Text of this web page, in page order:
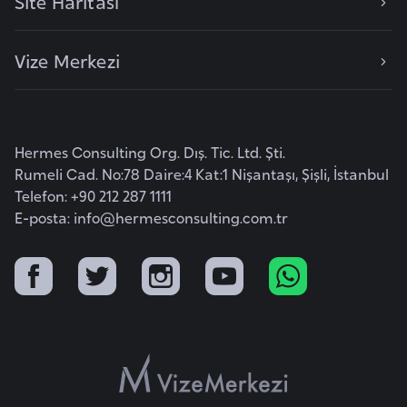
Vize Merkezi
Hermes Consulting Org. Dış. Tic. Ltd. Şti.
Rumeli Cad. No:78 Daire:4 Kat:1 Nişantaşı, Şişli, İstanbul
Telefon: +90 212 287 1111
E-posta: info@hermesconsulting.com.tr
G
n
o
r
e
G
ü